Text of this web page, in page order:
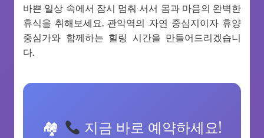
바쁜 일상 속에서 잠시 멈춰 서서 몸과 마음의 완벽한
휴식을 취해보세요. 관악역의 자연 중심지이자 휴양
중심가와 함께하는 힐링 시간을 만들어드리겠습니
다.
지금 바로 예약하세요!